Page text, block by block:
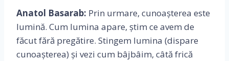
Anatol Basarab: Prin urmare, cunoașterea este
lumină. Cum lumina apare, știm ce avem de
făcut fără pregătire. Stingem lumina (dispare
cunoașterea) și vezi cum bâjbâim, câtă frică